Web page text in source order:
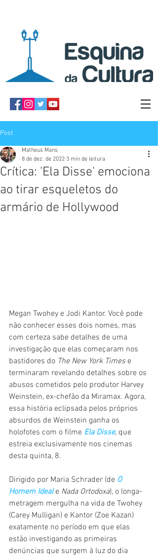
Post
Crítica: 'Ela Disse' emociona
ao tirar esqueletos do
armário de Hollywood
Matheus Mans
8 de dez. de 2022 3 min de leitura
Megan Twohey e Jodi Kantor. Você pode
não conhecer esses dois nomes, mas
com certeza sabe detalhes de uma
investigação que elas começaram nos
bastidores do The New York Times e
terminaram revelando detalhes sobre os
abusos cometidos pelo produtor Harvey
Weinstein, ex-chefão da Miramax. Agora,
essa história eclipsada pelos próprios
absurdos de Weinstein ganha os
holofotes com o filme Ela Disse, que
estreia exclusivamente nos cinemas
desta quinta, 8.
Dirigido por Maria Schrader (de O
Homem Ideal e Nada Ortodoxa), o longa-
metragem mergulha na vida de Twohey
(Carey Mulligan) e Kantor (Zoe Kazan)
exatamente no período em que elas
estão investigando as primeiras
denúncias que surgem à luz do dia